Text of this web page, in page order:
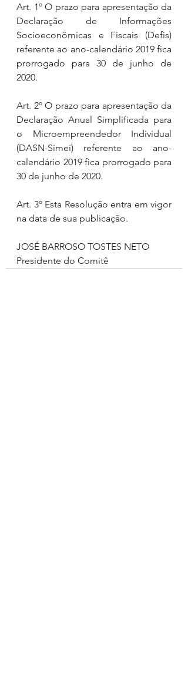
Art. 1º O prazo para apresentação da
Declaração de Informações
Socioeconômicas e Fiscais (Defis)
referente ao ano-calendário 2019 fica
prorrogado para 30 de junho de
2020.
Art. 2º O prazo para apresentação da
Declaração Anual Simplificada para
o Microempreendedor Individual
(DASN-Simei) referente ao ano-
calendário 2019 fica prorrogado para
30 de junho de 2020.
Art. 3º Esta Resolução entra em vigor
na data de sua publicação.
JOSÉ BARROSO TOSTES NETO
Presidente do Comitê